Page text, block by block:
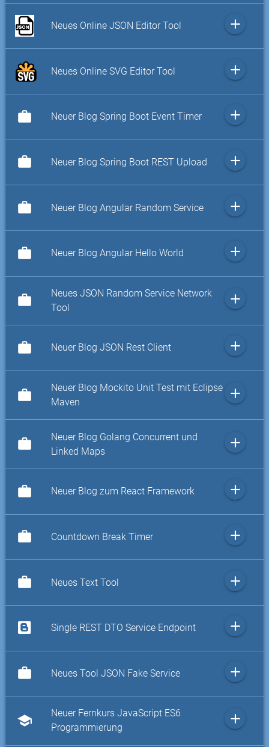
Neues Online JSON Editor Tool add
Neues Online SVG Editor Tool add
work Neuer Blog Spring Boot Event Timer add
work Neuer Blog Spring Boot REST Upload add
work Neuer Blog Angular Random Service add
work Neuer Blog Angular Hello World add
work
Neues JSON Random Service Network
Tool
add
work Neuer Blog JSON Rest Client add
work
Neuer Blog Mockito Unit Test mit Eclipse
Maven
add
work
Neuer Blog Golang Concurrent und
Linked Maps
add
work Neuer Blog zum React Framework add
work Countdown Break Timer add
work Neues Text Tool add
Single REST DTO Service Endpoint add
work Neues Tool JSON Fake Service add
school
Neuer Fernkurs JavaScript ES6
Programmierung
add